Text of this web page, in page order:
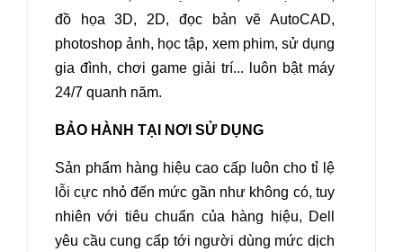
đồ họa 3D, 2D, đọc bản vẽ AutoCAD,
photoshop ảnh, học tập, xem phim, sử dụng
gia đình, chơi game giải trí... luôn bật máy
24/7 quanh năm.
BẢO HÀNH TẠI NƠI SỬ DỤNG
Sản phẩm hàng hiệu cao cấp luôn cho tỉ lệ
lỗi cực nhỏ đến mức gần như không có, tuy
nhiên với tiêu chuẩn của hàng hiệu, Dell
yêu cầu cung cấp tới người dùng mức dịch